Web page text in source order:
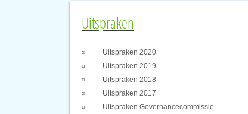
Uitspraken
Uitspraken 2020
Uitspraken 2019
Uitspraken 2018
Uitspraken 2017
Uitspraken Governancecommissie